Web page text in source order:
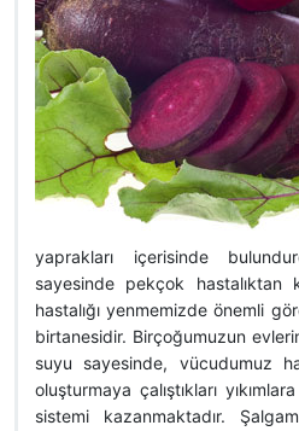
yaprakları içerisinde
sayesinde pekçok hastalıktan
hastalığı yenmemizde önemli
birtanesidir. Birçoğumuzun
suyu sayesinde, vücudumuz
oluşturmaya çalıştıkları
sistemi kazanmaktadır.